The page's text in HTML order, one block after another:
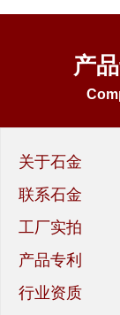
产
关于石金
联系石金
工厂实拍
产品专利
行业资质